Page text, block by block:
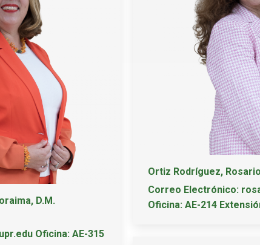
Ortiz Rodríguez,
Correo Electrónico:
Oficina: AE-214
D.M.
Oficina: AE-315